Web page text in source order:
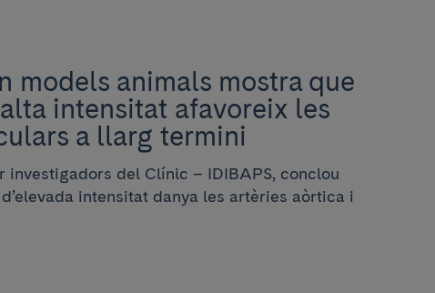
models animals mostra que
intensitat afavoreix les
a llarg termini
investigadors del Clínic – IDIBAPS, conclou
intensitat danya les artèries aòrtica i